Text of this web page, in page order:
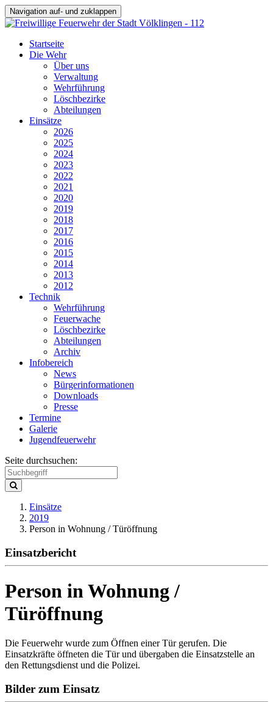
Navigation auf- und zuklappen
Startseite
Die Wehr
Über uns
Verwaltung
Wehrführung
Löschbezirke
Abteilungen
Einsätze
2026
2025
2024
2023
2022
2021
2020
2019
2018
2017
2016
2015
2014
2013
2012
Technik
Wehrführung
Feuerwache
Löschbezirke
Abteilungen
Archiv
Infobereich
News
Bürgerinformationen
Downloads
Presse
Termine
Galerie
Jugendfeuerwehr
Seite durchsuchen:
Einsätze
2019
Person in Wohnung / Türöffnung
Einsatzbericht
Person in Wohnung /
Türöffnung
Die Feuerwehr wurde zum Öffnen einer Tür gerufen. Die
Einsatzkräfte öffneten die Tür und übergaben die Einsatzstelle an
den Rettungsdienst und die Polizei.
Bilder zum Einsatz